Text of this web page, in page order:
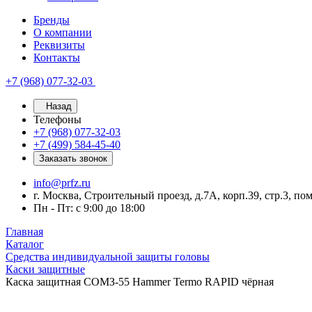
Бренды
О компании
Реквизиты
Контакты
+7 (968) 077-32-03
Назад
Телефоны
+7 (968) 077-32-03
+7 (499) 584-45-40
Заказать звонок
info@prfz.ru
г. Москва, Строительный проезд, д.7А, корп.39, стр.3,
Пн - Пт: с 9:00 до 18:00
Главная
Каталог
Средства индивидуальной защиты головы
Каски защитные
Каска защитная СОМЗ-55 Hammer Termo RAPID чёрная